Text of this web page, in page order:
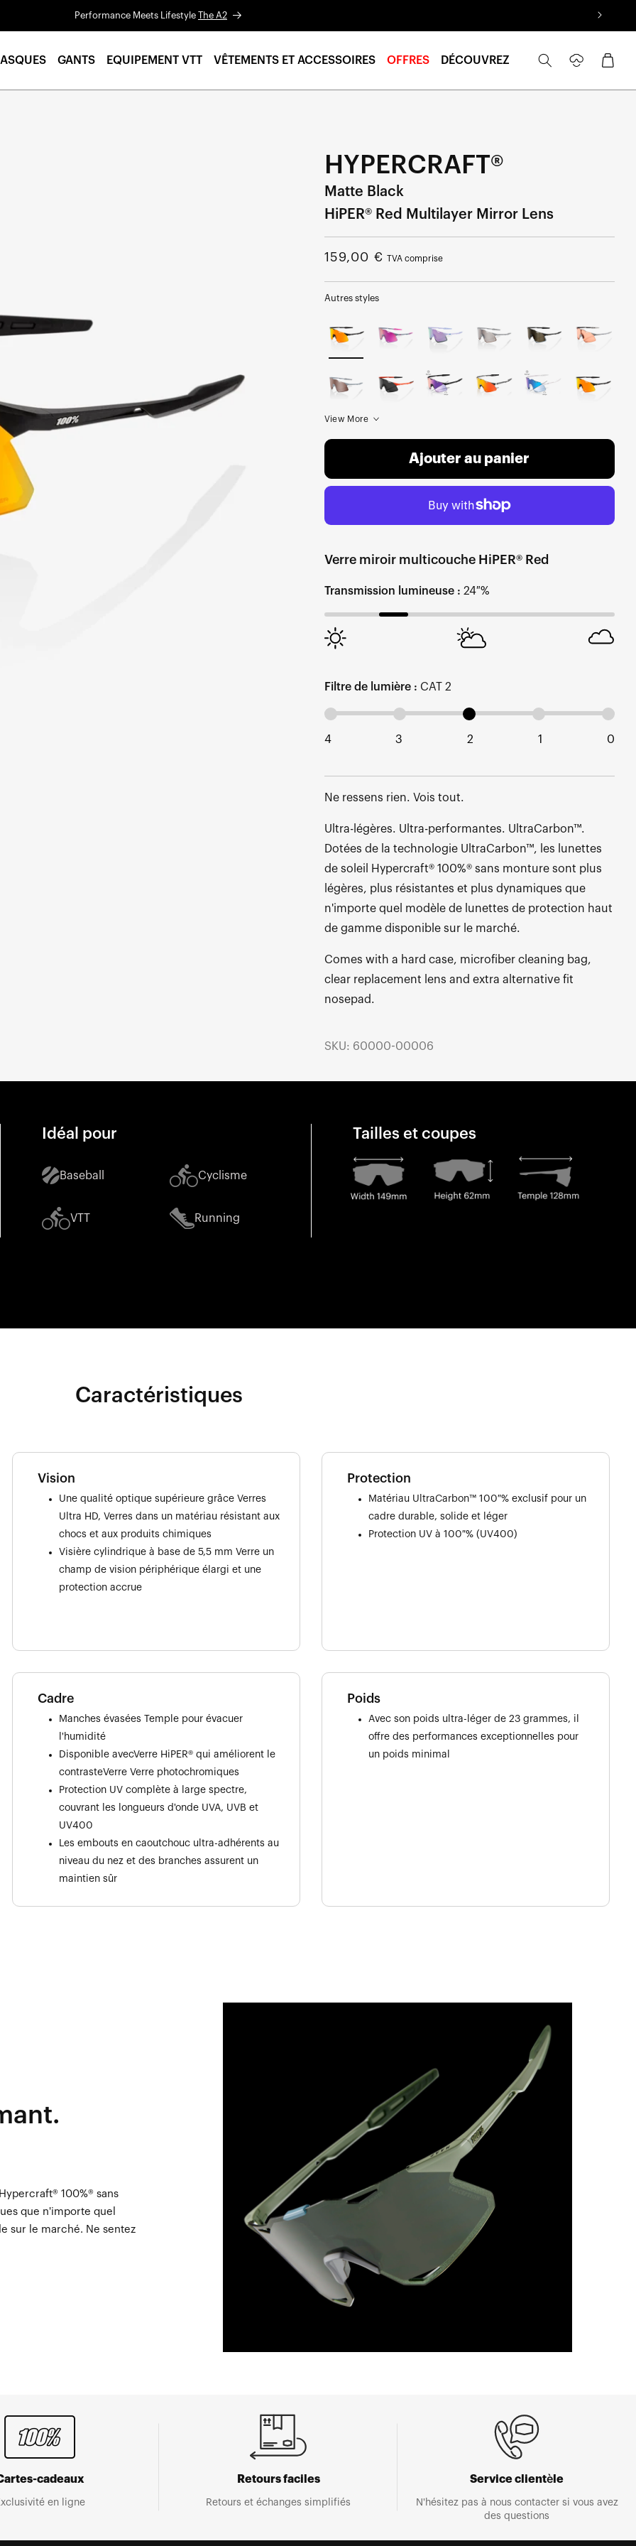
Performance Meets Lifestyle The A2
GANTS EQUIPEMENT VTT VÊTEMENTS ET ACCESSOIRES OFFRES DÉCOUVREZ
connecter
Panier
HYPERCRAFT®
Matte Black
HiPER® Red Multilayer Mirror Lens
Prix
159,00 € TVA comprise
Autres styles
View More
Ajouter au panier
Verre miroir multicouche HiPER® Red
Transmission lumineuse : 24 %
Filtre de lumière : CAT 2
4 3 2 1 0
Ne ressens rien. Vois tout.
Ultra-légères. Ultra-performantes. UltraCarbon™.
Dotées de la technologie UltraCarbon™, les lunettes
de soleil Hypercraft® 100%® sans monture sont plus
légères, plus résistantes et plus dynamiques que
n'importe quel modèle de lunettes de protection haut
de gamme disponible sur le marché.
Comes with a hard case, microfiber cleaning bag,
clear replacement lens and extra alternative fit
nosepad.
SKU: 60000-00006
Idéal pour
Baseball Cyclisme
VTT Running
Tailles et coupes
Caractéristiques
Vision
Une qualité optique supérieure grâce Verres
Ultra HD, Verres dans un matériau résistant aux
chocs et aux produits chimiques
Visière cylindrique à base de 5,5 mm Verre un
champ de vision périphérique élargi et une
protection accrue
Protection
Matériau UltraCarbon™ 100 % exclusif pour un
cadre durable, solide et léger
Protection UV à 100 % (UV400)
Cadre
Manches évasées Temple pour évacuer
l'humidité
Disponible avecVerre HiPER® qui améliorent le
contrasteVerre Verre photochromiques
Protection UV complète à large spectre,
couvrant les longueurs d'onde UVA, UVB et
UV400
Les embouts en caoutchouc ultra-adhérents au
niveau du nez et des branches assurent un
maintien sûr
Poids
Avec son poids ultra-léger de 23 grammes, il
offre des performances exceptionnelles pour
un poids minimal
100%® sans
que n'importe quel
sur le marché. Ne sentez
cadeaux
en ligne
Retours faciles
Retours et échanges simplifiés
Service clientèle
N'hésitez pas à nous contacter si vous avez
des questions